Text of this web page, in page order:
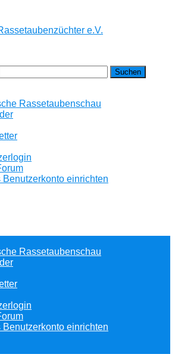
e.V.
Rassetaubenschau
Benutzerkonto einrichten
Rassetaubenschau
Benutzerkonto einrichten